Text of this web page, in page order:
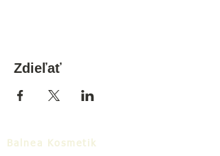
Zdieľať
Balnea Kosmetik